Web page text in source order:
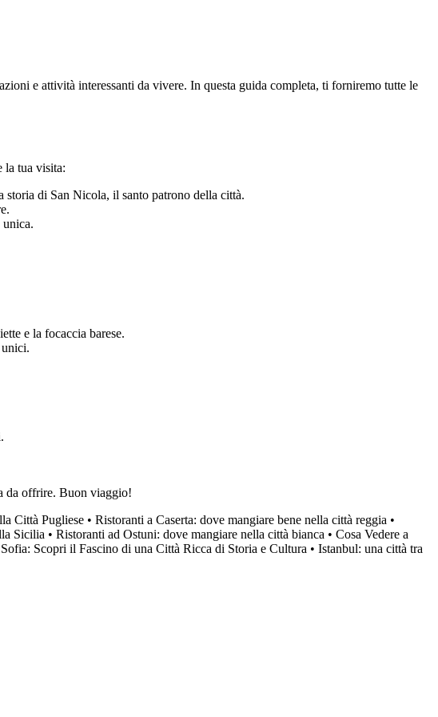
e attività interessanti da vivere. In questa guida completa, ti forniremo tutte le
la tua visita:
di San Nicola, il santo patrono della città.
e la focaccia barese.
da offrire. Buon viaggio!
Città Pugliese • Ristoranti a Caserta: dove mangiare bene nella città reggia •
Sicilia • Ristoranti ad Ostuni: dove mangiare nella città bianca • Cosa Vedere a
Sofia: Scopri il Fascino di una Città Ricca di Storia e Cultura • Istanbul: una città tra